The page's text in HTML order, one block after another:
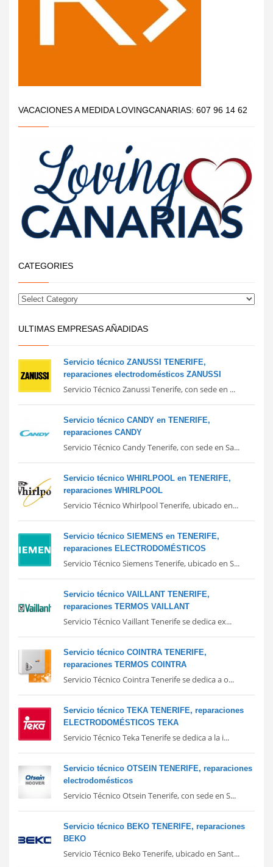
VACACIONES A MEDIDA LOVINGCANARIAS: 607 96 14 62
CATEGORIES
ULTIMAS EMPRESAS AÑADIDAS
Servicio técnico ZANUSSI TENERIFE,
reparaciones electrodomésticos ZANUSSI
Servicio Técnico Zanussi Tenerife, con sede en ...
Servicio técnico CANDY en TENERIFE,
reparaciones CANDY
Servicio Técnico Candy Tenerife, con sede en Sa...
Servicio técnico WHIRLPOOL en TENERIFE,
reparaciones WHIRLPOOL
Servicio Técnico Whirlpool Tenerife, ubicado en...
Servicio técnico SIEMENS en TENERIFE,
reparaciones ELECTRODOMÉSTICOS
Servicio Técnico Siemens Tenerife, ubicado en S...
Servicio técnico VAILLANT TENERIFE,
reparaciones TERMOS VAILLANT
Servicio Técnico Vaillant Tenerife se dedica ex...
Servicio técnico COINTRA TENERIFE,
reparaciones TERMOS COINTRA
Servicio Técnico Cointra Tenerife se dedica a o...
Servicio técnico TEKA TENERIFE, reparaciones
ELECTRODOMÉSTICOS TEKA
Servicio Técnico Teka Tenerife se dedica a la i...
Servicio técnico OTSEIN TENERIFE, reparaciones
electrodomésticos
Servicio Técnico Otsein Tenerife, con sede en S...
Servicio técnico BEKO TENERIFE, reparaciones
BEKO
Servicio Técnico Beko Tenerife, ubicado en Sant...